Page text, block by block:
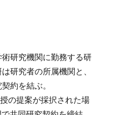
研究機関に勤務する研
研究者の所属機関と、
約を結ぶ。
の提案が採択された場